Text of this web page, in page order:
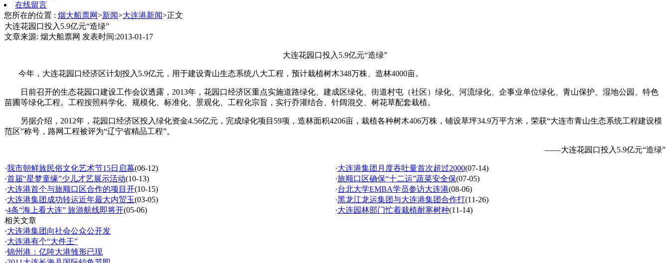
在线留言
您所在的位置 : 烟大船票网>新闻>大连港新闻>正文
大连花园口投入5.9亿元“造绿”
文章来源: 烟大船票网 发表时间:2013-01-17
大连花园口投入5.9亿元“造绿”
今年，大连花园口经济区计划投入5.9亿元，用于建设青山生态系统八大工程，预计栽植树木348万株、造林4000亩。
日前召开的生态花园口建设工作会议透露，2013年，花园口经济区重点实施道路绿化、建成区绿化、街道村屯（社区）绿化、河流绿化、企事业单位绿化、青山保护、湿地公园、特色
苗圃等绿化工程。工程按照科学化、规模化、标准化、景观化、工程化宗旨，实行乔灌结合、针阔混交、树花草配套栽植。
另据介绍，2012年，花园口经济区投入绿化资金4.56亿元，完成绿化项目59项，造林面积4206亩，栽植各种树木406万株，铺设草坪34.9万平方米，荣获“大连市青山生态系统工程建设模
范区”称号，路网工程被评为“辽宁省精品工程”。
——大连花园口投入5.9亿元“造绿”
·我市朝鲜族民俗文化艺术节15日启幕(06-12) ·大连港集团月度吞吐量首次超过2000(07-14)
·首届“星梦童缘”少儿才艺展示活动(10-13) ·旅顺口区确保“十二运”蔬菜安全保(07-05)
·大连港首个与旅顺口区合作的项目开(10-15) ·台北大学EMBA学员参访大连港(08-06)
·大连港集团成功转运近年最大内贸玉(03-05) ·黑龙江龙运集团与大连港集团合作打(11-26)
·4条“海上看大连” 旅游航线即将开(05-06) ·大连园林部门忙着栽植耐寒树种(11-14)
相关文章
·大连港集团向社会公众公开发
·大连港有个“大件王”
·锦州港：亿吨大港雏形已现